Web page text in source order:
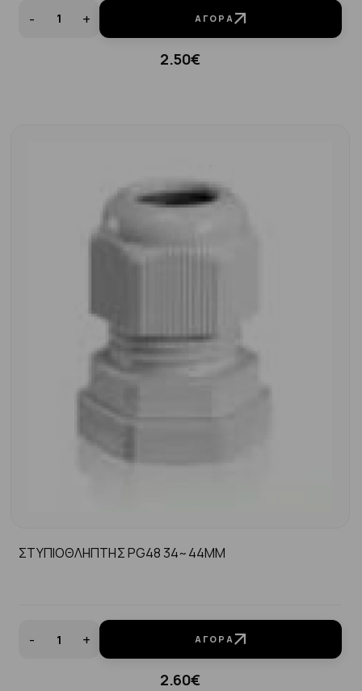
- + ΑΓΟΡΆ
2.50€
ΣΤΥΠΙΟΘΛΗΠΤΗΣ PG48 34~44ΜΜ
- + ΑΓΟΡΆ
2.60€